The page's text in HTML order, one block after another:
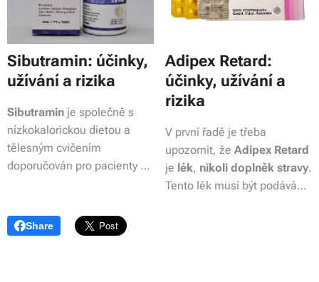
Sibutramin: účinky,
užívání a rizika
Sibutramin je společně s
nízkokalorickou dietou a
tělesným cvičením
doporučován pro pacienty s
tělesné hmotnosti (BMI)
vyššímnebo rovným 30
Adipex Retard:
účinky, užívání a
rizika
V první řadě je třeba
upozornit, že Adipex Retard
je lék, nikoli doplněk stravy.
Tento lék musí být podáván
Share